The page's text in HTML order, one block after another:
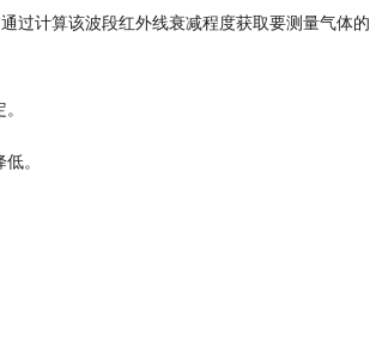
过计算该波段红外线衰减程度获取要测量气体的
。